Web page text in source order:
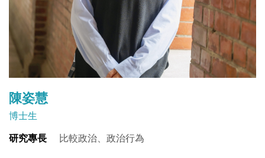
陳姿慧
博士生
研究專長 比較政治、政治行為